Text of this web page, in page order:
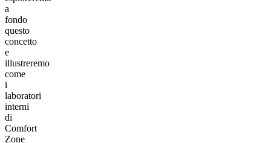
a
fondo
questo
concetto
e
illustreremo
come
i
laboratori
interni
di
Comfort
Zone